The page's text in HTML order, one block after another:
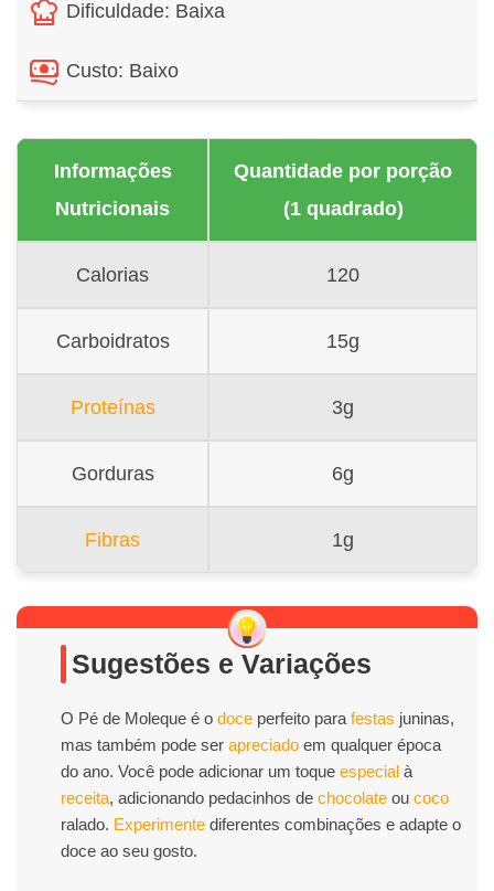
Dificuldade: Baixa
Custo: Baixo
Informações
Nutricionais
Quantidade por porção
(1 quadrado)
Calorias 120
Carboidratos 15g
Proteínas 3g
Gorduras 6g
Fibras 1g
Sugestões e Variações
O Pé de Moleque é o doce perfeito para festas juninas,
mas também pode ser apreciado em qualquer época
do ano. Você pode adicionar um toque especial à
receita, adicionando pedacinhos de chocolate ou coco
ralado. Experimente diferentes combinações e adapte o
doce ao seu gosto.